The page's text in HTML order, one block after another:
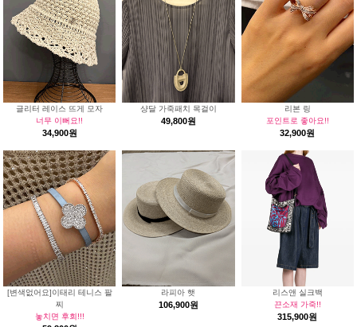
글리터 레이스 뜨게 모자
너무 이뻐요!!
34,900원
샹달 가죽패치 목걸이
49,800원
리본 링
포인트로 좋아요!!
32,900원
[변색없어요]이태리 테니스 팔
찌
놓치면 후회!!!
라피아 햇
106,900원
리스앤 실크백
끈소재 가죽!!
315,900원